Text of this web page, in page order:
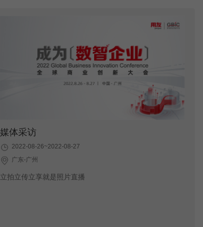
媒体采访
2022-08-26~2022-08-27
广东-广州
立拍立传立享就是照片直播